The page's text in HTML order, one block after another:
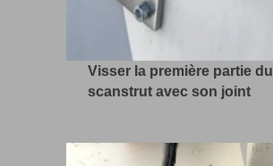
Visser la première partie du
scanstrut avec son joint